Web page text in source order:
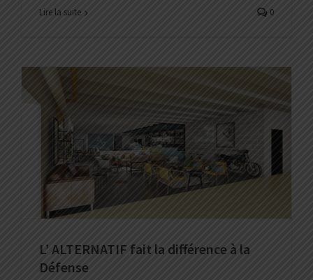
Lire la suite 0
L’ ALTERNATIF fait la différence à la
Défense